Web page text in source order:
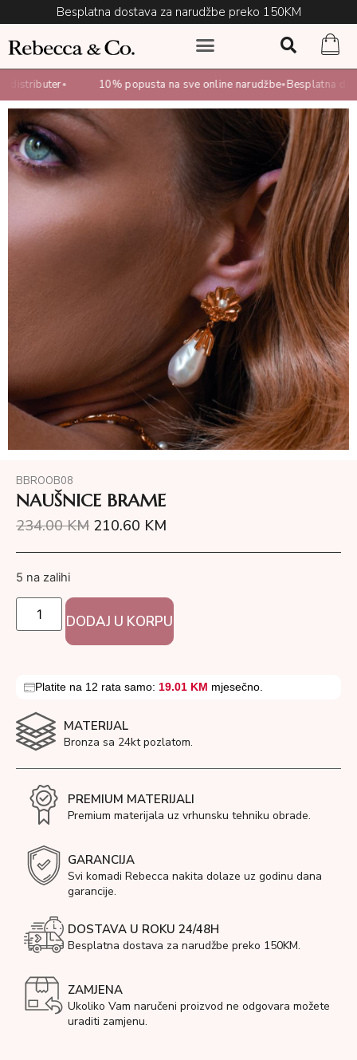
Besplatna dostava za narudžbe preko 150KM
• 10% popusta na sve online narudžbe•Besplatna
BBROOB08
NAUŠNICE BRAME
234.00KM 210.60 KM
5 na zalihi
DODAJ U KORPU
Platite na 12 rata samo: 19.01 KM mjesečno.
MATERIJAL
Bronza sa 24kt pozlatom.
PREMIUM MATERIJALI
Premium materijala uz vrhunsku tehniku obrade.
GARANCIJA
Svi komadi Rebecca nakita dolaze uz godinu dana
garancije.
DOSTAVA U ROKU 24/48H
Besplatna dostava za narudžbe preko 150KM.
ZAMJENA
Ukoliko Vam naručeni proizvod ne odgovara možete
uraditi zamjenu.